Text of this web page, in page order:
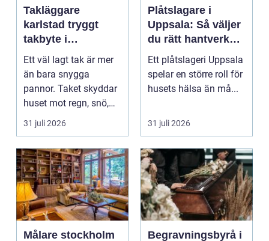
Takläggare
karlstad tryggt
takbyte i
värmländskt klimat
Ett väl lagt tak är mer
än bara snygga
pannor. Taket skyddar
huset mot regn, snö,
blåst och stark vå...
31 juli 2026
Plåtslagare i
Uppsala: Så väljer
du rätt hantverkare
för tak och fasad
Ett plåtslageri Uppsala
spelar en större roll för
husets hälsa än må...
31 juli 2026
Målare stockholm
Begravningsbyrå i